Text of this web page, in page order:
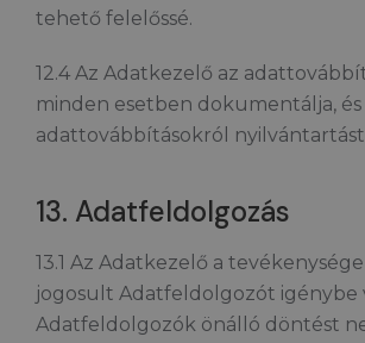
tehető felelőssé.
12.4 Az Adatkezelő az
minden esetben dokumentálja, és
adattovábbításokról
13. Adatfeldolgozás
13.1 Az Adatkezelő a
jogosult Adatfeldolgozót igénybe
Adatfeldolgozók önálló döntést